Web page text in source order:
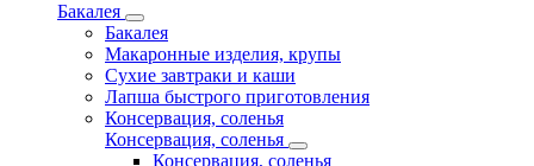
Бакалея
Бакалея
Макаронные изделия, крупы
Сухие завтраки и каши
Лапша быстрого приготовления
Консервация, соленья
Консервация, соленья
Консервация, соленья